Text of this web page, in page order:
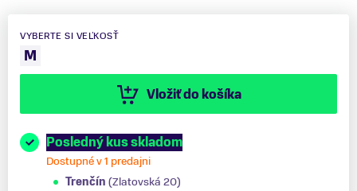
VYBERTE SI VEĽKOSŤ
M
Vložiť do košíka
Posledný kus skladom
Dostupné v 1 predajni
Trenčín (Zlatovská 20)